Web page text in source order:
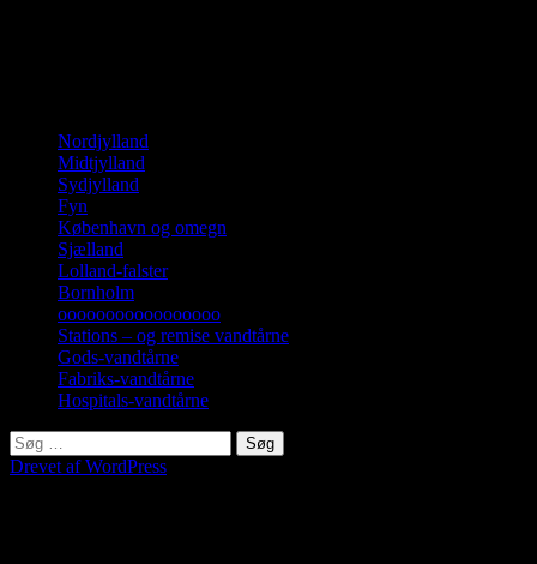
Nordjylland
Midtjylland
Sydjylland
Fyn
København og omegn
Sjælland
Lolland-falster
Bornholm
ooooooooooooooooo
Stations – og remise vandtårne
Gods-vandtårne
Fabriks-vandtårne
Hospitals-vandtårne
Søg
efter:
Drevet af WordPress